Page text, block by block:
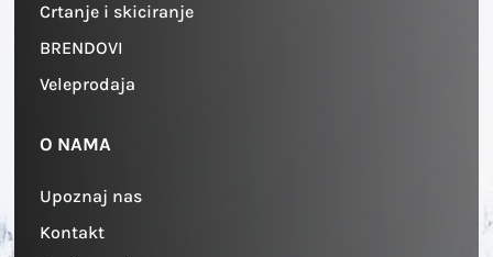
Crtanje i skiciranje
BRENDOVI
Veleprodaja
O NAMA
Upoznaj nas
Kontakt